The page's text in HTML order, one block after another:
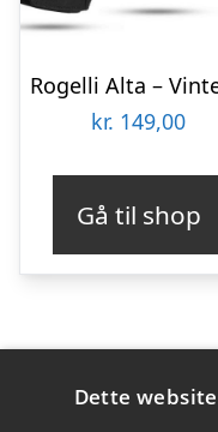
kr. 149,00
Gå til shop
Varekategorier
Dette